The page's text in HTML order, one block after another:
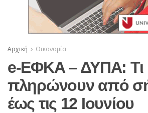
Αρχική Οικονομία
e-ΕΦΚΑ – ΔΥΠΑ: Τι
πληρώνουν από
έως τις 12 Ιουνίου